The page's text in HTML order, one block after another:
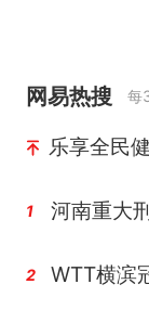
网易热搜 每
乐享全民
1 河南重大
2